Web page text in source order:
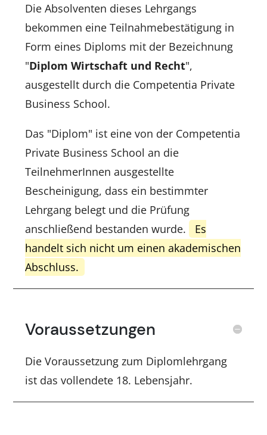
Die Absolventen dieses Lehrgangs
bekommen eine Teilnahmebestätigung in
Form eines Diploms mit der Bezeichnung
"Diplom Wirtschaft und Recht",
ausgestellt durch die Competentia Private
Business School.
Das "Diplom" ist eine von der Competentia
Private Business School an die
TeilnehmerInnen ausgestellte
Bescheinigung, dass ein bestimmter
Lehrgang belegt und die Prüfung
anschließend bestanden wurde.
Es
handelt sich nicht um einen akademischen
Abschluss.
Voraussetzungen
Die Voraussetzung zum Diplomlehrgang
ist das vollendete 18. Lebensjahr.